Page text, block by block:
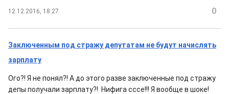
12.12.2016, 18:27 0
Заключенным под стражу депутатам не будут начислять
зарплату
Ого?! Я не понял?! А до этого разве заключенные под стражу
депы получали зарплату?! Нифига сссе!!! Я вообще в шоке!